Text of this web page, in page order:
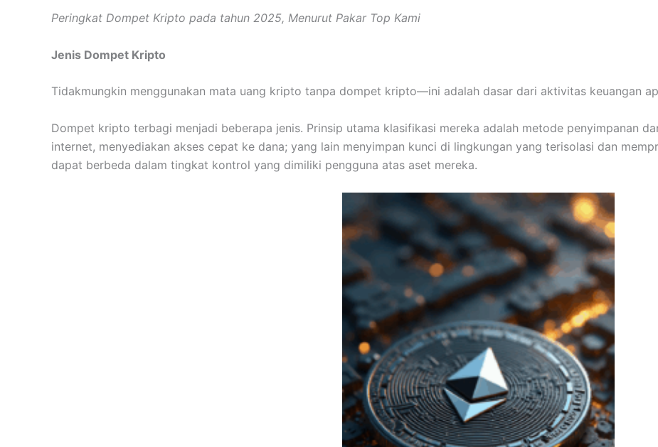
Peringkat Dompet Kripto pada tahun 2025, Menurut Pakar Top Kami
Jenis Dompet Kripto
Tidakmungkin menggunakan mata uang kripto tanpa dompet kripto—ini adalah dasar dari aktivitas keuangan
Dompet kripto terbagi menjadi beberapa jenis. Prinsip utama klasifikasi mereka adalah metode penyimpanan
internet, menyediakan akses cepat ke dana; yang lain menyimpan kunci di lingkungan yang terisolasi dan
dapat berbeda dalam tingkat kontrol yang dimiliki pengguna atas aset mereka.